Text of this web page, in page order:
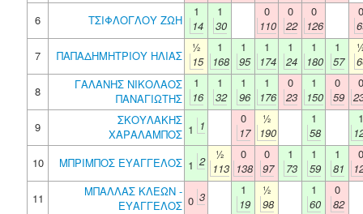
6
ΤΣΙΦΛΟΓΛΟΥ ΖΩΗ
1
14
1
30
0
110
0
22
0
126
0
7
ΠΑΠΑΔΗΜΗΤΡΙΟΥ ΗΛΙΑΣ
½
15
1
168
1
95
1
174
1
24
1
180
1
57
8
ΓΑΛΑΝΗΣ ΝΙΚΟΛΑΟΣ
ΠΑΝΑΓΙΩΤΗΣ
1
16
1
32
1
96
1
176
0
23
1
150
0
59
0
9
ΣΚΟΥΛΑΚΗΣ
ΧΑΡΑΛΑΜΠΟΣ 1 1
0
17
½
190
1
58
1
10
ΜΠΡΙΜΠΟΣ ΕΥΑΓΓΕΛΟΣ 1 2
½
113
0
138
0
97
1
73
1
59
1
81
0
11
ΜΠΑΛΛΑΣ ΚΛΕΩΝ -
ΕΥΑΓΓΕΛΟΣ 0 3
1
19
½
98
1
60
0
82